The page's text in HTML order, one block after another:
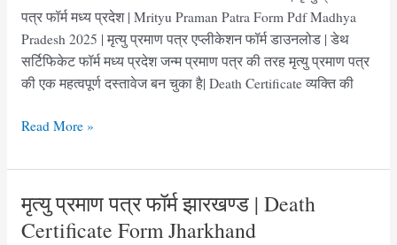
Application
Form
Odisha
पत्र फॉर्म मध्य प्रदेश | Mrityu Praman Patra Form Pdf Madhya
Pradesh 2025 | मृत्यु प्रमाण पत्र एप्लीकेशन फॉर्म डाउनलोड | डेथ
सर्टिफिकेट फॉर्म मध्य प्रदेश जन्म प्रमाण पत्र की तरह मृत्यु प्रमाण पत्र
की एक महत्वपूर्ण दस्तावेज बन चुका है| Death Certificate व्यक्ति की
मृत्यु
पत्र
मध्य
प्रदेश
Read More »
मृत्यु प्रमाण पत्र फॉर्म झारखण्ड | Death
Certificate Form Jharkhand